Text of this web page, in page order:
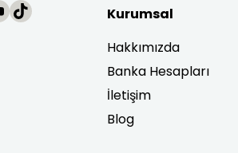
Kurumsal
Hakkımızda
Banka Hesapları
İletişim
Blog